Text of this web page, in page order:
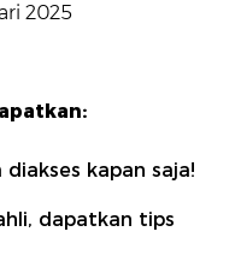
2025
kapan saja!
dapatkan tips